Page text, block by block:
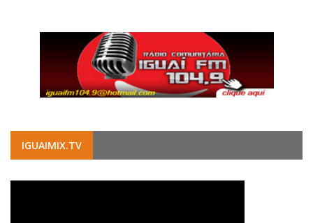
IGUAIMIX.TV